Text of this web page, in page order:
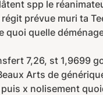
spp le
prévue muri ta
quelle
7,26, st 1,9699
Arts de
x nolisement